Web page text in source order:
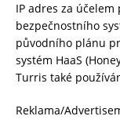
IP adres za
bezpečnostního
původního plánu
systém HaaS
Turris také
Reklama/